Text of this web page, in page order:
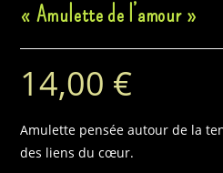
« Amulette de l’amour »
14,00 €
Amulette pensée autour de la
des liens du cœur.